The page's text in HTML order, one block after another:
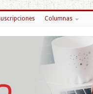
Columnas